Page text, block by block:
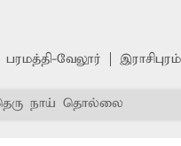
பரமத்தி-வேலூர் இராசிபுரம்
நாய் தொல்லை